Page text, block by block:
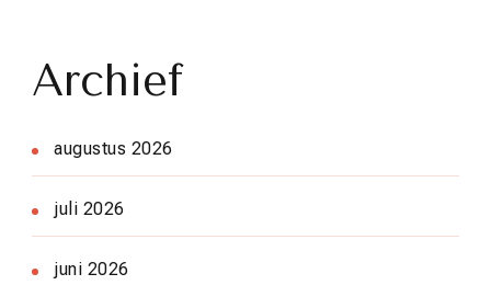
Archief
augustus 2026
juli 2026
juni 2026